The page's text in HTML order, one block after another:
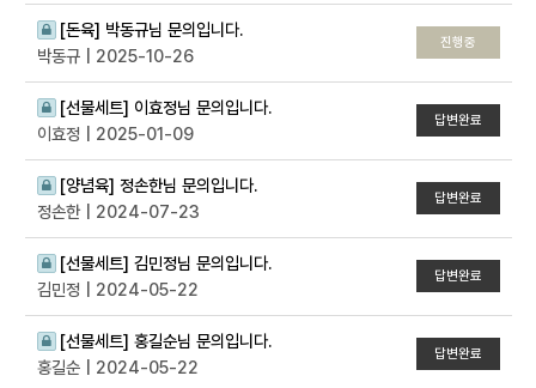
[돈육] 박동규님 문의입니다.
박동규 | 2025-10-26
진행중
[선물세트] 이효정님 문의입니다.
이효정 | 2025-01-09
답변완료
[양념육] 정손한님 문의입니다.
정손한| 2024-07-23
답변완료
[선물세트] 김민정님 문의입니다.
김민정 | 2024-05-22
답변완료
[선물세트] 홍길순님 문의입니다.
홍길순 | 2024-05-22
답변완료